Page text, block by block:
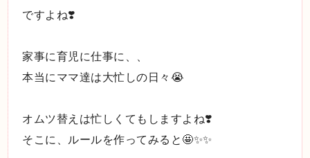
ですよね❣️
家事に育児に仕事に、、
本当にママ達は大忙しの日々😭
オムツ替えは忙しくてもしますよね❣️
そこに、ルールを作ってみると🤩✨✨